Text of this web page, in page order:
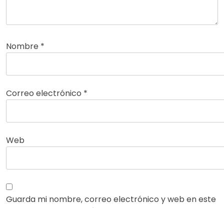
Nombre *
Correo electrónico *
Web
Guarda mi nombre, correo electrónico y web en este